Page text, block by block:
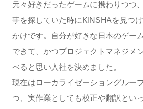
元々好きだったゲームに携わりつつ
事を探していた時にKINSHAを見つ
かけです。自分が好きな日本のゲー
できて、かつプロジェクトマネジメ
べると思い入社を決めました。
現在はローカライゼーショングルー
つ、実作業としても校正や翻訳とい